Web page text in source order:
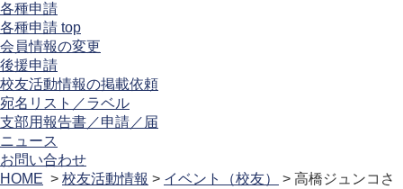
各種申請
各種申請 top
会員情報の変更
後援申請
校友活動情報の掲載依頼
宛名リスト／ラベル
支部用報告書／申請／届
ニュース
お問い合わせ
HOME > 校友活動情報 > イベント（校友）
> 高橋ジュンコさ